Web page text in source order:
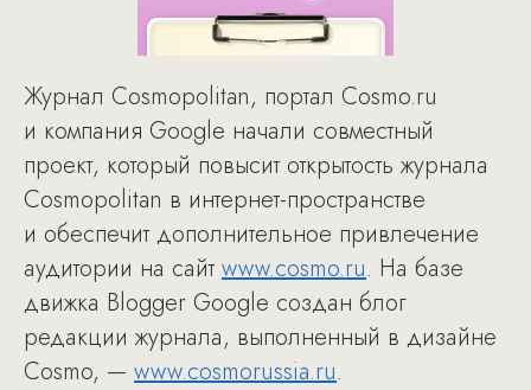
Журнал Cosmopolitan, портал Cosmo.ru
и компания Google начали совместный
проект, который повысит открытость журнала
Cosmopolitan в интернет-пространстве
и обеспечит дополнительное привлечение
аудитории на сайт www.cosmo.ru. На базе
движка Blogger Google создан блог
редакции журнала, выполненный в дизайне
Cosmo, — www.cosmorussia.ru.